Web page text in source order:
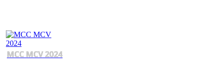
MCC MCV 2024